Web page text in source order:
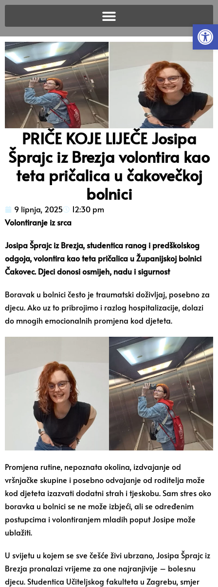
PRIČE KOJE LIJEČE Josipa
Šprajc iz Brezja volontira kao
teta pričalica u čakovečkoj
bolnici
9 lipnja, 2025
12:30 pm
Volontiranje iz srca
Josipa Šprajc iz Brezja, studentica ranog i predškolskog
odgoja, volontira kao teta pričalica u Županijskoj bolnici
Čakovec. Djeci donosi osmijeh, nadu i sigurnost
Boravak u bolnici često je traumatski doživljaj, posebno za
djecu. Ako uz to pribrojimo i razlog hospitalizacije, dolazi
do mnogih emocionalnih promjena kod djeteta.
Promjena rutine, nepoznata okolina, izdvajanje od
vršnjačke skupine i posebno odvajanje od roditelja može
kod djeteta izazvati dodatni strah i tjeskobu. Sam stres oko
boravka u bolnici se ne može izbjeći, ali se određenim
postupcima i volontiranjem mladih poput Josipe može
ublažiti.
U svijetu u kojem se sve češće živi ubrzano, Josipa Šprajc iz
Brezja pronalazi vrijeme za one najranjivije – bolesnu
djecu. Studentica Učiteljskog fakulteta u Zagrebu, smjer